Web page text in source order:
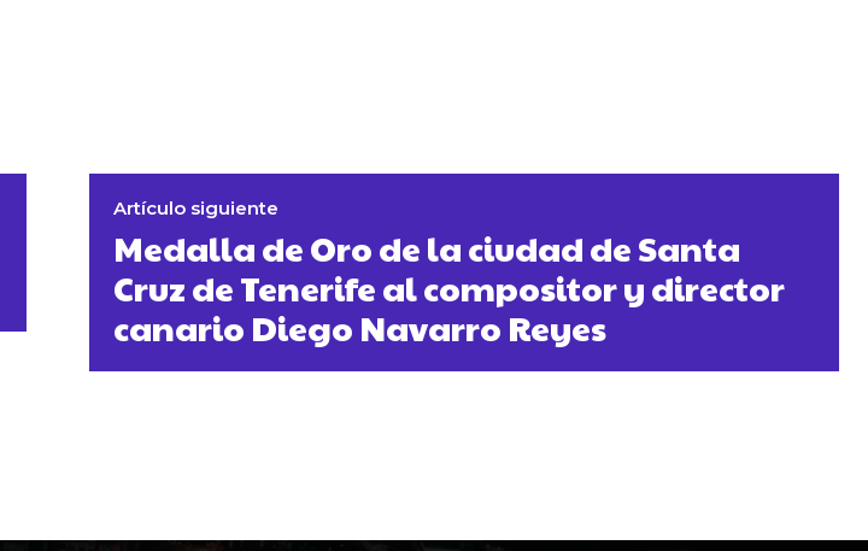
Artículo siguiente
Medalla de Oro de la ciudad de Santa
Cruz de Tenerife al compositor y director
canario Diego Navarro Reyes